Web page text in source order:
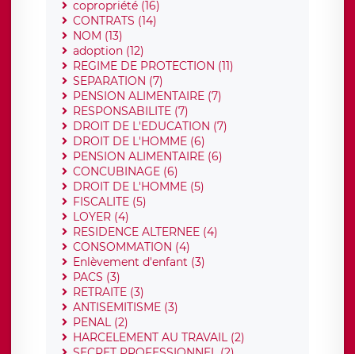
copropriété (16)
CONTRATS (14)
NOM (13)
adoption (12)
REGIME DE PROTECTION (11)
SEPARATION (7)
PENSION ALIMENTAIRE (7)
RESPONSABILITE (7)
DROIT DE L'EDUCATION (7)
DROIT DE L'HOMME (6)
PENSION ALIMENTAIRE (6)
CONCUBINAGE (6)
DROIT DE L'HOMME (5)
FISCALITE (5)
LOYER (4)
RESIDENCE ALTERNEE (4)
CONSOMMATION (4)
Enlèvement d'enfant (3)
PACS (3)
RETRAITE (3)
ANTISEMITISME (3)
PENAL (2)
HARCELEMENT AU TRAVAIL (2)